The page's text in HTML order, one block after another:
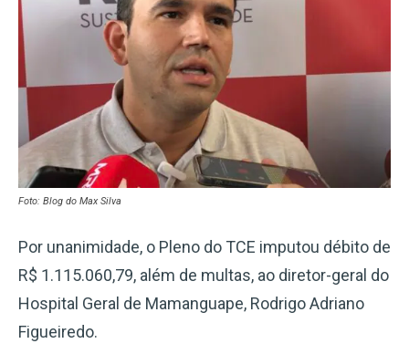
Foto: Blog do Max Silva
Por unanimidade, o Pleno do TCE imputou débito de
R$ 1.115.060,79, além de multas, ao diretor-geral do
Hospital Geral de Mamanguape, Rodrigo Adriano
Figueiredo.